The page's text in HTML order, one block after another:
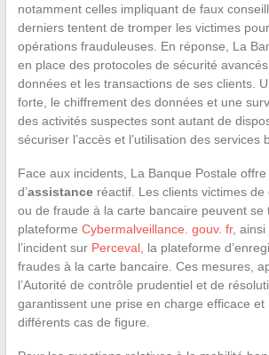
notamment celles impliquant de faux
derniers tentent de tromper les victimes
opérations frauduleuses. En réponse, La
en place des protocoles de sécurité
données et les transactions de ses clients.
forte, le chiffrement des données et une
des activités suspectes sont autant de
sécuriser l’accès et l’utilisation des services
Face aux incidents, La Banque Postale
d’assistanceréactif. Les clients victimes de
ou de fraude à la carte bancaire peuvent se
plateforme Cybermalveillance. gouv. fr, ainsi
l’incident sur Perceval, la plateforme
fraudes à la carte bancaire. Ces mesures,
l’Autorité de contrôle prudentiel et de
garantissent une prise en charge efficace et
différents cas de figure.